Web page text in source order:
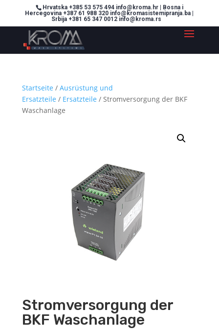
Hrvatska +385 53 575 494 info@kroma.hr | Bosna i
Hercegovina +387 61 988 320 info@kromasistemipranja.ba |
Srbija +381 65 347 0012 info@kroma.rs
Startseite / Ausrüstung und
Ersatzteile / Ersatzteile / Stromversorgung der BKF
Waschanlage
Stromversorgung der
BKF Waschanlage